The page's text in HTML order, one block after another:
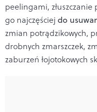
peelingami,
go najczęściej do
zmian potrądzikowych,
drobnych zmarszczek,
zaburzeń łojotokowych